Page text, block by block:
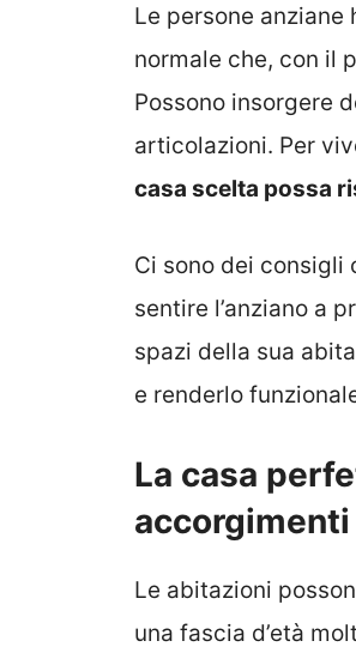
Le persone
normale che, con il
Possono insorgere
articolazioni. Per
casa scelta possa
Ci sono dei consigli
sentire l’anziano a
spazi della sua
e renderlo
La casa
Le abitazioni
una fascia d’età